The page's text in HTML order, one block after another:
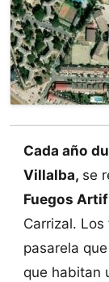
Cada año
Villalba, se
Fuegos
Carrizal.
pasarela
que habitan